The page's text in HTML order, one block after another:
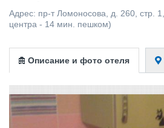
Адрес: пр-т Ломоносова, д. 260, стр. 1
центра - 14 мин. пешком)
Описание и фото отеля